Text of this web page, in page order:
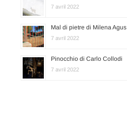
7 avril 2022
Mal di pietre di Milena Agus
7 avril 2022
Pinocchio di Carlo Collodi
7 avril 2022